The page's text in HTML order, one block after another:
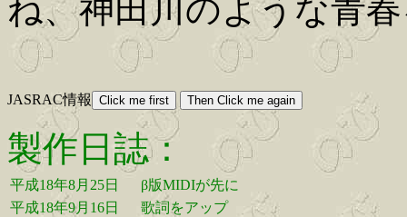
ね、神田川のような青
JASRAC情報
製作日誌：
平成18年8月25日
β版MIDIが先に
平成18年9月16日
歌詞をアップ